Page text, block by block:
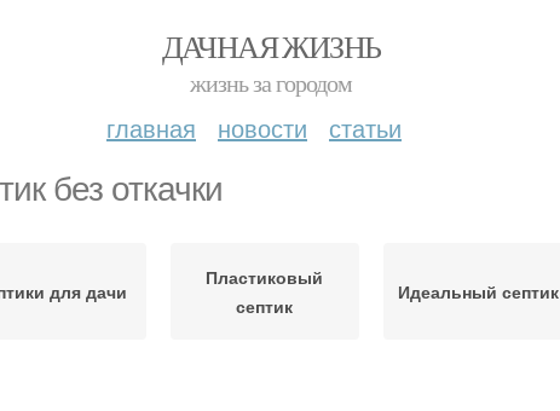
ДАЧНАЯ ЖИЗНЬ
жизнь за городом
главная новости статьи
без откачки
для дачи
Пластиковый
септик
Идеальный септик